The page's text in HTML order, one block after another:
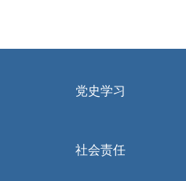
党史学习
社会责任